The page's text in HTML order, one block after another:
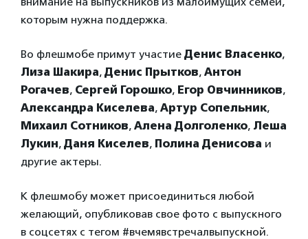
которым нужна поддержка.
Во флешмобе примут участие Денис Власенко,
Лиза Шакира, Денис Прытков, Антон
Рогачев, Сергей Горошко, Егор Овчинников,
Александра Киселева, Артур Сопельник,
Михаил Сотников, Алена Долголенко, Леша
Лукин, Даня Киселев, Полина Денисова и
другие актеры.
К флешмобу может присоединиться любой
желающий, опубликовав свое фото с выпускного
в соцсетях с тегом #вчемявстречалвыпускной.